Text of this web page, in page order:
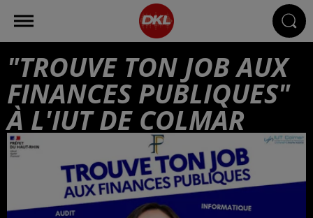
"TROUVE TON JOB AUX
FINANCES PUBLIQUES"
À L'IUT DE COLMAR